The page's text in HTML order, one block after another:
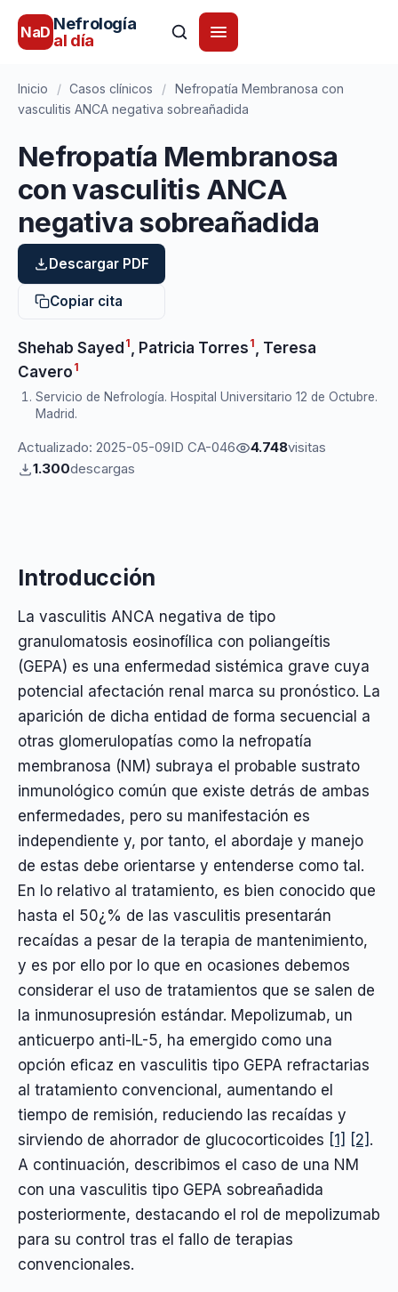
NaD Nefrología
al día
Inicio / Casos clínicos / Nefropatía Membranosa con
vasculitis ANCA negativa sobreañadida
Nefropatía Membranosa
con vasculitis ANCA
negativa sobreañadida
Descargar PDF
Copiar cita
Shehab Sayed 1 Patricia Torres 1
Teresa
Cavero 1
Servicio de Nefrología. Hospital Universitario 12 de Octubre.
Madrid.
Actualizado: 2025-05-09ID CA-046 4.748visitas
1.300descargas
Introducción
La vasculitis ANCA negativa de tipo
granulomatosis eosinofílica con poliangeítis
(GEPA) es una enfermedad sistémica grave cuya
potencial afectación renal marca su pronóstico. La
aparición de dicha entidad de forma secuencial a
otras glomerulopatías como la nefropatía
membranosa (NM) subraya el probable sustrato
inmunológico común que existe detrás de ambas
enfermedades, pero su manifestación es
independiente y, por tanto, el abordaje y manejo
de estas debe orientarse y entenderse como tal.
En lo relativo al tratamiento, es bien conocido que
hasta el 50¿% de las vasculitis presentarán
recaídas a pesar de la terapia de mantenimiento,
y es por ello por lo que en ocasiones debemos
considerar el uso de tratamientos que se salen de
la inmunosupresión estándar. Mepolizumab, un
anticuerpo anti-IL-5, ha emergido como una
opción eficaz en vasculitis tipo GEPA refractarias
al tratamiento convencional, aumentando el
tiempo de remisión, reduciendo las recaídas y
sirviendo de ahorrador de glucocorticoides [1] [2] .
A continuación, describimos el caso de una NM
con una vasculitis tipo GEPA sobreañadida
posteriormente, destacando el rol de mepolizumab
para su control tras el fallo de terapias
convencionales.